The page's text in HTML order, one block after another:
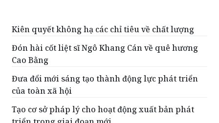
Kiên quyết không hạ các chỉ tiêu về chất lượng
Đón hài cốt liệt sĩ Ngô Khang Cán về quê hương
Cao Bằng
Đưa đổi mới sáng tạo thành động lực phát triển
của toàn xã hội
Tạo cơ sở pháp lý cho hoạt động xuất bản phát